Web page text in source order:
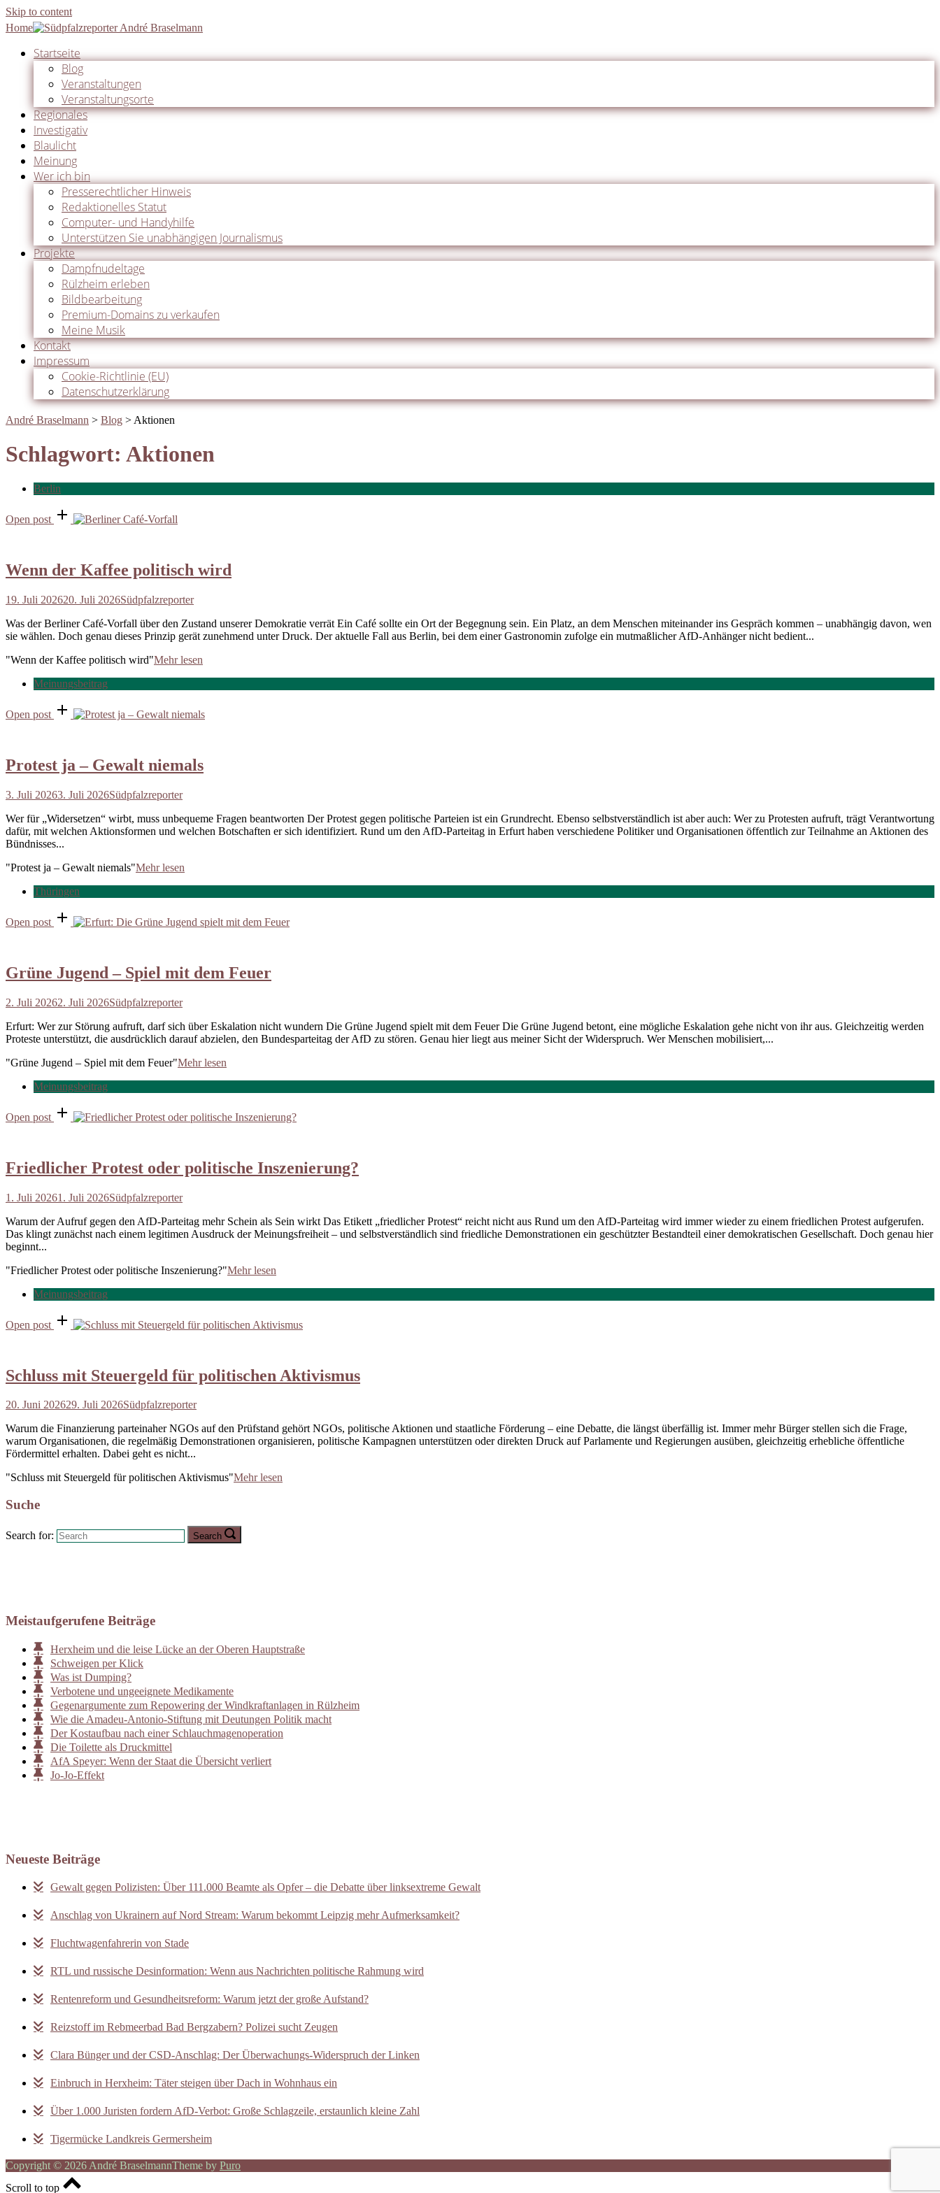
Skip to content
Home
Startseite
Blog
Veranstaltungen
Veranstaltungsorte
Regionales
Investigativ
Blaulicht
Meinung
Wer ich bin
Presserechtlicher Hinweis
Redaktionelles Statut
Computer- und Handyhilfe
Unterstützen Sie unabhängigen Journalismus
Projekte
Dampfnudeltage
Rülzheim erleben
Bildbearbeitung
Premium-Domains zu verkaufen
Meine Musik
Kontakt
Impressum
Cookie-Richtlinie (EU)
Datenschutzerklärung
André Braselmann > Blog > Aktionen
Schlagwort: Aktionen
Berlin
Open post
Wenn der Kaffee politisch wird
19. Juli 202620. Juli 2026Südpfalzreporter
Was der Berliner Café-Vorfall über den Zustand unserer Demokratie verrät Ein Café sollte ein Ort der Begegnung sein. Ein Platz, an dem Menschen miteinander ins Gespräch kommen – unabhängig davon, wen
sie wählen. Doch genau dieses Prinzip gerät zunehmend unter Druck. Der aktuelle Fall aus Berlin, bei dem einer Gastronomin zufolge ein mutmaßlicher AfD-Anhänger nicht bedient...
"Wenn der Kaffee politisch wird"Mehr lesen
Meinungsbeitrag
Open post
Protest ja – Gewalt niemals
3. Juli 20263. Juli 2026Südpfalzreporter
Wer für „Widersetzen“ wirbt, muss unbequeme Fragen beantworten Der Protest gegen politische Parteien ist ein Grundrecht. Ebenso selbstverständlich ist aber auch: Wer zu Protesten aufruft, trägt Verantwortung
dafür, mit welchen Aktionsformen und welchen Botschaften er sich identifiziert. Rund um den AfD-Parteitag in Erfurt haben verschiedene Politiker und Organisationen öffentlich zur Teilnahme an Aktionen des
Bündnisses...
"Protest ja – Gewalt niemals"Mehr lesen
Thüringen
Open post
Grüne Jugend – Spiel mit dem Feuer
2. Juli 20262. Juli 2026Südpfalzreporter
Erfurt: Wer zur Störung aufruft, darf sich über Eskalation nicht wundern Die Grüne Jugend spielt mit dem Feuer Die Grüne Jugend betont, eine mögliche Eskalation gehe nicht von ihr aus. Gleichzeitig werden
Proteste unterstützt, die ausdrücklich darauf abzielen, den Bundesparteitag der AfD zu stören. Genau hier liegt aus meiner Sicht der Widerspruch. Wer Menschen mobilisiert,...
"Grüne Jugend – Spiel mit dem Feuer"Mehr lesen
Meinungsbeitrag
Open post
Friedlicher Protest oder politische Inszenierung?
1. Juli 20261. Juli 2026Südpfalzreporter
Warum der Aufruf gegen den AfD-Parteitag mehr Schein als Sein wirkt Das Etikett „friedlicher Protest“ reicht nicht aus Rund um den AfD-Parteitag wird immer wieder zu einem friedlichen Protest aufgerufen.
Das klingt zunächst nach einem legitimen Ausdruck der Meinungsfreiheit – und selbstverständlich sind friedliche Demonstrationen ein geschützter Bestandteil einer demokratischen Gesellschaft. Doch genau hier
beginnt...
"Friedlicher Protest oder politische Inszenierung?"Mehr lesen
Meinungsbeitrag
Open post
Schluss mit Steuergeld für politischen Aktivismus
20. Juni 202629. Juli 2026Südpfalzreporter
Warum die Finanzierung parteinaher NGOs auf den Prüfstand gehört NGOs, politische Aktionen und staatliche Förderung – eine Debatte, die längst überfällig ist. Immer mehr Bürger stellen sich die Frage,
warum Organisationen, die regelmäßig Demonstrationen organisieren, politische Kampagnen unterstützen oder direkten Druck auf Parlamente und Regierungen ausüben, gleichzeitig erhebliche öffentliche
Fördermittel erhalten. Dabei geht es nicht...
"Schluss mit Steuergeld für politischen Aktivismus"Mehr lesen
Suche
Search for: Search
Meistaufgerufene Beiträge
Herxheim und die leise Lücke an der Oberen Hauptstraße
Schweigen per Klick
Was ist Dumping?
Verbotene und ungeeignete Medikamente
Gegenargumente zum Repowering der Windkraftanlagen in Rülzheim
Wie die Amadeu-Antonio-Stiftung mit Deutungen Politik macht
Der Kostaufbau nach einer Schlauchmagenoperation
Die Toilette als Druckmittel
AfA Speyer: Wenn der Staat die Übersicht verliert
Jo-Jo-Effekt
Neueste Beiträge
Gewalt gegen Polizisten: Über 111.000 Beamte als Opfer – die Debatte über linksextreme Gewalt
Anschlag von Ukrainern auf Nord Stream: Warum bekommt Leipzig mehr Aufmerksamkeit?
Fluchtwagenfahrerin von Stade
RTL und russische Desinformation: Wenn aus Nachrichten politische Rahmung wird
Rentenreform und Gesundheitsreform: Warum jetzt der große Aufstand?
Reizstoff im Rebmeerbad Bad Bergzabern? Polizei sucht Zeugen
Clara Bünger und der CSD-Anschlag: Der Überwachungs-Widerspruch der Linken
Einbruch in Herxheim: Täter steigen über Dach in Wohnhaus ein
Über 1.000 Juristen fordern AfD-Verbot: Große Schlagzeile, erstaunlich kleine Zahl
Tigermücke Landkreis Germersheim
Copyright © 2026 André BraselmannTheme by Puro
Scroll to top